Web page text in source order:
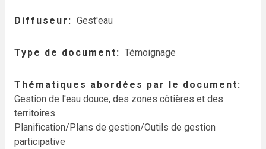
Diffuseur Gest'eau
Type de document Témoignage
Thématiques abordées par le document
Gestion de l'eau douce, des zones côtières et des
territoires
Planification/Plans de gestion/Outils de gestion
participative